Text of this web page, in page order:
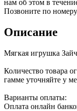
нам об этом в
Позвоните по
Описание
Мягкая игрушка
Количество товара
гамме уточняйте у
Варианты оплаты:
Оплата онлайн